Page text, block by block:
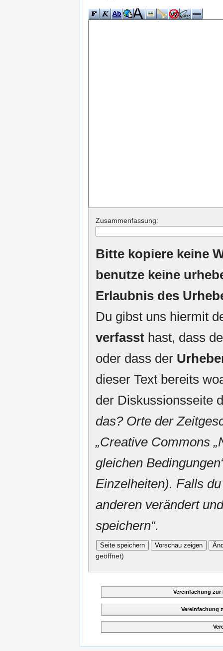
Zusammenfassung:
Bitte kopiere keine
benutze keine
Erlaubnis des
Du gibst uns hiermit
verfasst hast, dass
oder dass der
dieser Text bereits
der Diskussionsseite
das? Orte der
„Creative Commons
gleichen
Einzelheiten). Falls
anderen verändert
speichern“.
geöffnet)
Vereinfachung
Vereinfachung